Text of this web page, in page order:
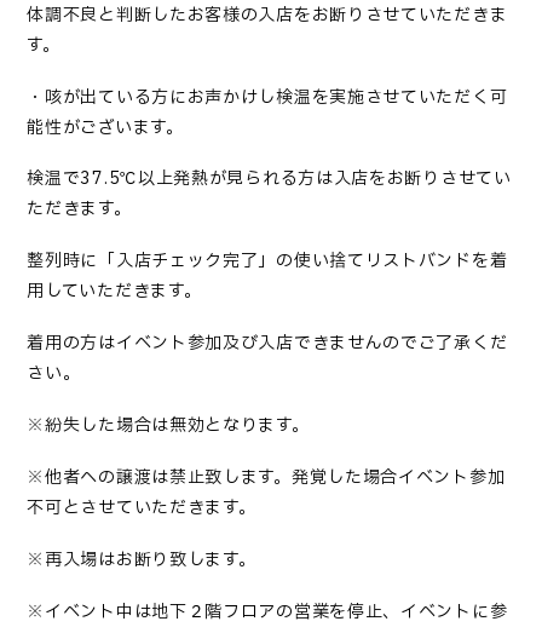
体調不良と判断したお客様の入店をお断りさせていただきま
す。
・咳が出ている方にお声かけし検温を実施させていただく可
能性がございます。
検温で37.5℃以上発熱が見られる方は入店をお断りさせてい
ただきます。
整列時に「入店チェック完了」の使い捨てリストバンドを着
用していただきます。
着用の方はイベント参加及び入店できませんのでご了承くだ
さい。
※紛失した場合は無効となります。
※他者への譲渡は禁止致します。発覚した場合イベント参加
不可とさせていただきます。
※再入場はお断り致します。
※イベント中は地下２階フロアの営業を停止、イベントに参